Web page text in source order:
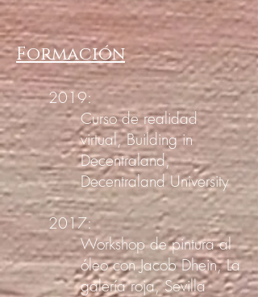
Formación
2019:
Curso de realidad
virtual, Building in
Decentraland,
Decentraland University
2017:
Workshop de pintura al
óleo con Jacob Dhein, La
galería roja, Sevilla